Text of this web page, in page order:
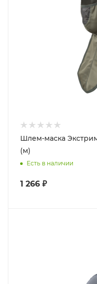
Шлем-маска
(м)
Есть в наличии
1 266 ₽